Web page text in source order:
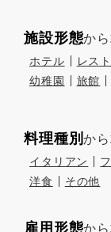
施設形態か
ホテル レス
幼稚園
旅館
料理種別か
イタリアン
洋食
その他
雇用形態か